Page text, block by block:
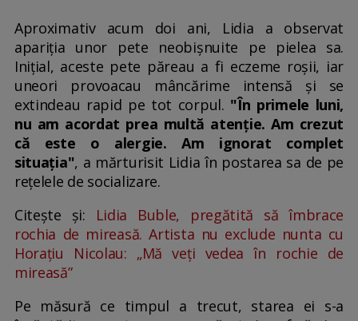
Aproximativ acum doi ani, Lidia a observat
apariția unor pete neobișnuite pe pielea sa.
Inițial, aceste pete păreau a fi eczeme roșii, iar
uneori provoacau mâncărime intensă și se
extindeau rapid pe tot corpul. "În primele luni,
nu am acordat prea multă atenție. Am crezut
că este o alergie. Am ignorat complet
situația", a mărturisit Lidia în postarea sa de pe
rețelele de socializare.
Citește și:
Lidia Buble, pregătită să îmbrace
rochia de mireasă. Artista nu exclude nunta cu
Horațiu Nicolau: „Mă veți vedea în rochie de
mireasă”
Pe măsură ce timpul a trecut, starea ei s-a